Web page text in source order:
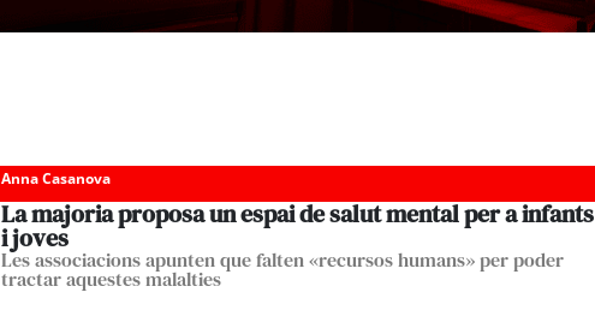
Anna Casanova
La majoria proposa un espai de salut mental per a infants
i joves
Les associacions apunten que falten «recursos humans» per poder
tractar aquestes malalties